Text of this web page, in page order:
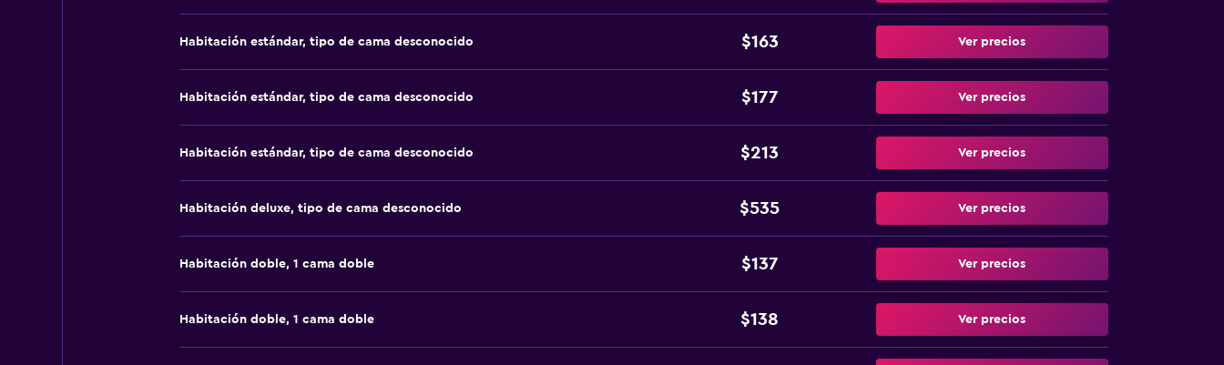
Habitación estándar, tipo de cama desconocido $163 Ver precios
Habitación estándar, tipo de cama desconocido $177 Ver precios
Habitación estándar, tipo de cama desconocido $213 Ver precios
Habitación deluxe, tipo de cama desconocido $535 Ver precios
Habitación doble, 1 cama doble $137 Ver precios
Habitación doble, 1 cama doble $138 Ver precios